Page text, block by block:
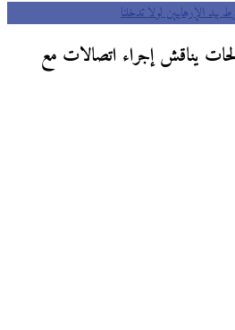
لولا تدخلنا
يناقش إجراء اتصالات مع